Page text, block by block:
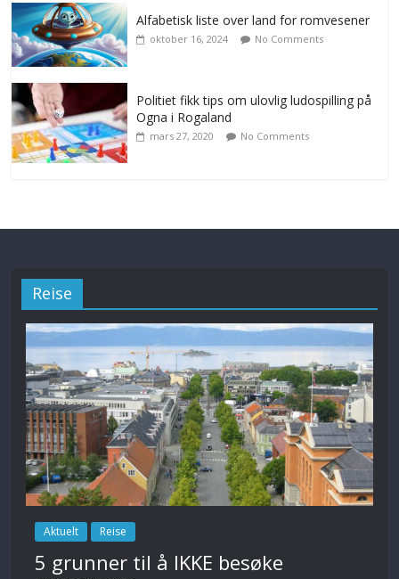
Alfabetisk liste over land for romvesener
oktober 16, 2024 No Comments
Politiet fikk tips om ulovlig ludospilling på
Ogna i Rogaland
mars 27, 2020 No Comments
Reise
Aktuelt Reise
5 grunner til å IKKE besøke